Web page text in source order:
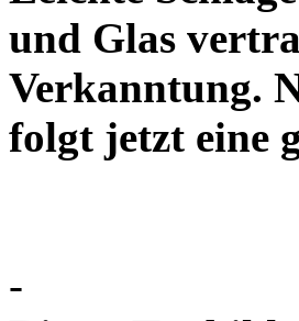
und Glas
Verkanntung.
folgt jetzt eine
-